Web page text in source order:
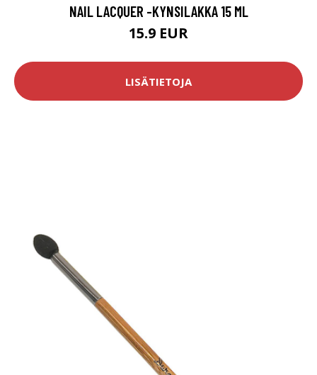
NAIL LACQUER -KYNSILAKKA 15 ML
15.9 EUR
LISÄTIETOJA